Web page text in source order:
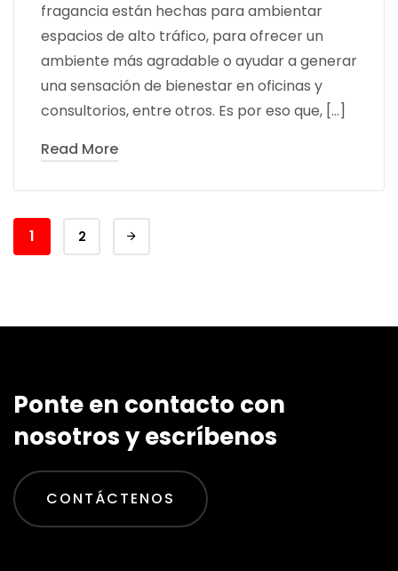
fragancia están hechas para ambientar
espacios de alto tráfico, para ofrecer un
ambiente más agradable o ayudar a generar
una sensación de bienestar en oficinas y
consultorios, entre otros. Es por eso que, […]
Read More
1 2
Ponte en contacto con
nosotros y escríbenos
CONTÁCTENOS